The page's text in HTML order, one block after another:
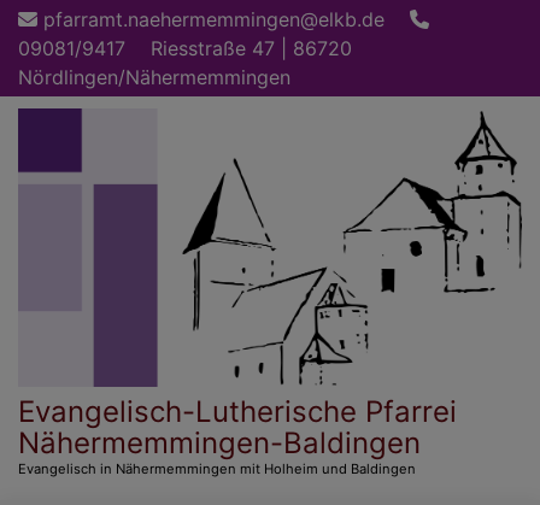
Direkt
zum
Inhalt
pfarramt.naehermemmingen@elkb.de
09081/9417
Riesstraße 47 | 86720
Nördlingen/Nähermemmingen
Evangelisch-Lutherische Pfarrei
Nähermemmingen-Baldingen
Evangelisch in Nähermemmingen mit Holheim und Baldingen